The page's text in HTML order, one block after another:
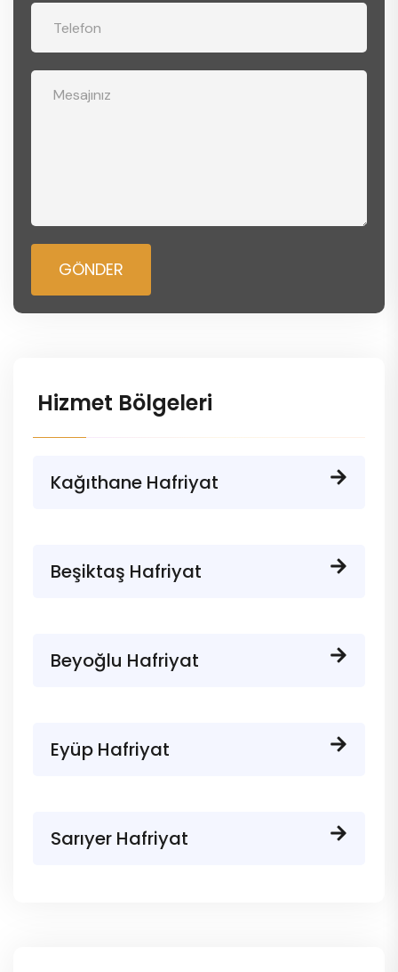
GÖNDER
Hizmet Bölgeleri
Kağıthane Hafriyat
Beşiktaş Hafriyat
Beyoğlu Hafriyat
Eyüp Hafriyat
Sarıyer Hafriyat